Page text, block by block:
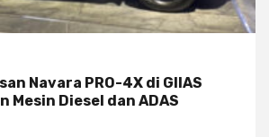
Navara PRO-4X di GIIAS
Mesin Diesel dan ADAS